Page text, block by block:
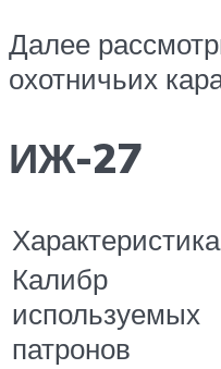
Далее
охотничьих
ИЖ-27
Характеристика
Калибр
используемых
патронов